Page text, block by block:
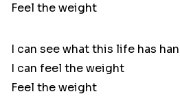
Feel the weight
I can see what this life has
I can feel the weight
Feel the weight